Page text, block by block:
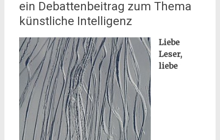
ein Debattenbeitrag zum Thema
künstliche Intelligenz
Liebe
Leser,
liebe